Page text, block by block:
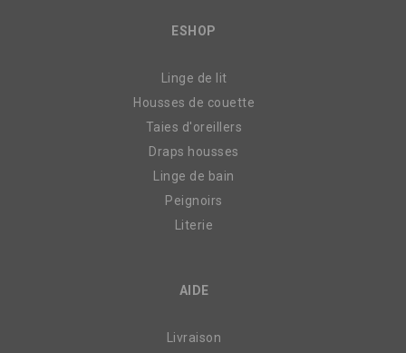
ESHOP
Linge de lit
Housses de couette
Taies d'oreillers
Draps housses
Linge de bain
Peignoirs
Literie
AIDE
Livraison